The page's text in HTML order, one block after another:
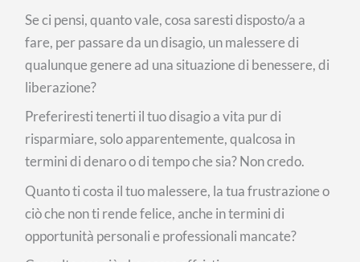
Se ci pensi, quanto vale, cosa saresti disposto/a a
fare, per passare da un disagio, un malessere di
qualunque genere ad una situazione di benessere, di
liberazione?
Preferiresti tenerti il tuo disagio a vita pur di
risparmiare, solo apparentemente, qualcosa in
termini di denaro o di tempo che sia? Non credo.
Quanto ti costa il tuo malessere, la tua frustrazione o
ciò che non ti rende felice, anche in termini di
opportunità personali e professionali mancate?